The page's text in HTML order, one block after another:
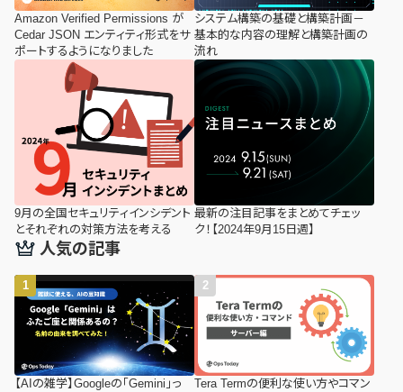
Amazon Verified Permissions が
Cedar JSON エンティティ形式をサ
ポートするようになりました
システム構築の基礎と構築計画－
基本的な内容の理解と構築計画の
流れ
9月の全国セキュリティインシデント
とそれぞれの対策方法を考える
最新の注目記事をまとめてチェッ
ク！【2024年9月15日週】
人気の記事
【AIの雑学】Googleの「Gemini」っ
Tera Termの便利な使い方やコマン